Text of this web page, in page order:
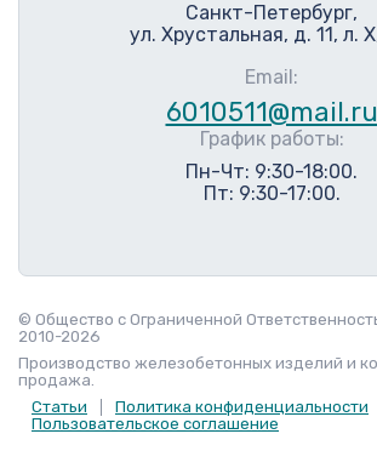
Санкт-Петербург,
ул. Хрустальная, д. 11, л.
Email:
6010511@mail.ru
График работы:
Пн-Чт: 9:30-18:00.
Пт: 9:30-17:00.
© Общество с Ограниченной
2010-2026
Производство железобетонных изделий и
продажа.
Статьи
Политика конфиденциальности
Пользовательское соглашение